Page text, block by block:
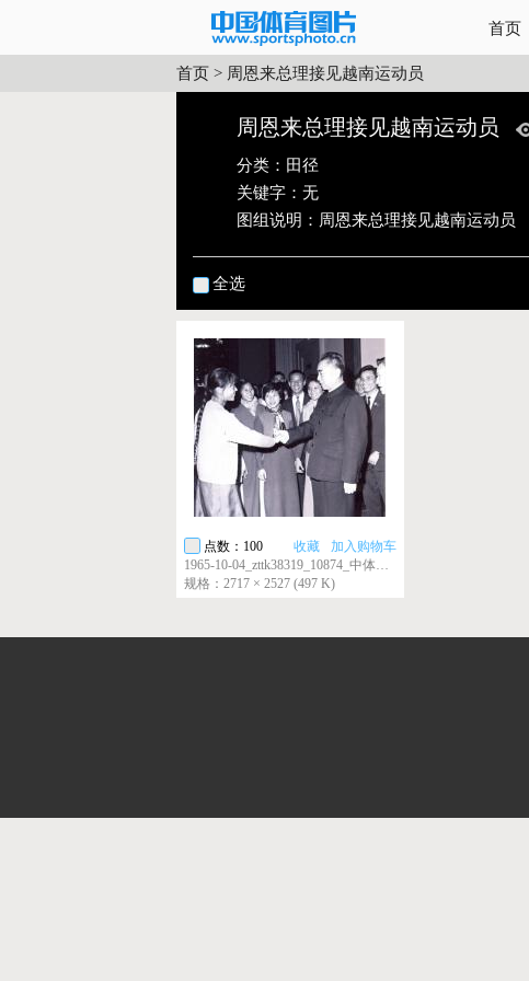
首页
首页> 周恩来总理接见越南运动员
周恩来总理接见越南运动员
分类： 田径
关键字：无
图组说明： 周恩来总理接见越南运动员
全选
收藏 加入购物车
点数：100
1965-10-04_zttk38319_10874_中体图库
规格：2717 × 2527 (497 K)